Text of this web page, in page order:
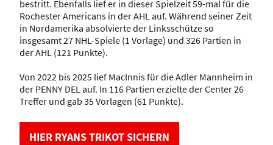
bestritt. Ebenfalls lief er in dieser Spielzeit 59-mal für die
Rochester Americans in der AHL auf. Während seiner Zeit
in Nordamerika absolvierte der Linksschütze so
insgesamt 27 NHL-Spiele (1 Vorlage) und 326 Partien in
der AHL (121 Punkte).
Von 2022 bis 2025 lief MacInnis für die Adler Mannheim in
der PENNY DEL auf. In 116 Partien erzielte der Center 26
Treffer und gab 35 Vorlagen (61 Punkte).
HIER RYANS TRIKOT SICHERN